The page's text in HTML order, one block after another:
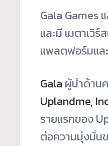
Gala Games
และมี เมตาเวิ
แพลตฟอร์มแล
Gala ผู้นำด้าน
Uplandme,
รายแรกของ
ต่อความมุ่งมั่น